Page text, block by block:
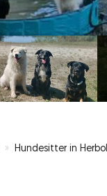
» Hundesitter in